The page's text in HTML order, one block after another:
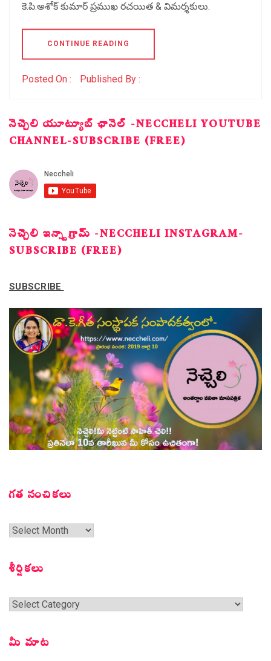
కె.పి.అశోక్‌ కుమార్‌ ప్రముఖ రచయిత & విమర్శకులు.
CONTINUE READING
Posted On : Published By :
నెచ్చెలి యూట్యూబ్ ఛానెల్ -NECCHELI YOUTUBE
CHANNEL-SUBSCRIBE (FREE)
నెచ్చెలి ఇన్స్టాగ్రామ్ -NECCHELI INSTAGRAM-
SUBSCRIBE (FREE)
SUBSCRIBE
గత సంచికలు
గత
శీర్షికలు
శీర్షికలు
మీ మాట